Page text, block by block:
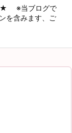
サイド


★ ※当ブログで
を含みます、ご